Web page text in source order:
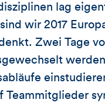
lag
wir 2017
Zwei Tage
Teammitglieder